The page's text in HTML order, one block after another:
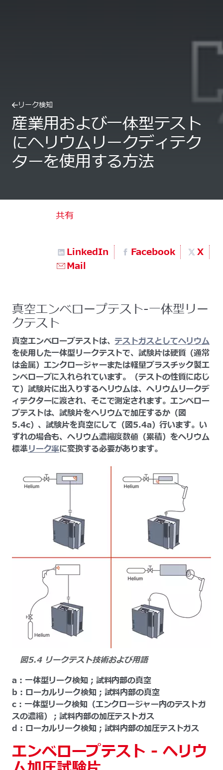
リーク検知
産業用および一体型テスト
にヘリウムリークディテク
ターを使用する方法
共有
LinkedIn Facebook
X
Mail
真空エンベロープテスト-一体型リー
クテスト
真空エンベロープテストは、テストガスとしてヘリウム
を使用した一体型リークテストで、試験片は硬質（通常
は金属）エンクロージャーまたは軽量プラスチック製エ
ンベロープに入れられています。（テストの性質に応じ
て）試験片に出入りするヘリウムは、ヘリウムリークデ
ィテクターに渡され、そこで測定されます。エンベロー
プテストは、試験片をヘリウムで加圧するか（図
5.4c）、試験片を真空にして（図5.4a）行います。い
ずれの場合も、ヘリウム濃縮度数値（累積）をヘリウム
標準リーク率に変換する必要があります。
図5.4 リークテスト技術および用語
a：一体型リーク検知；試料内部の真空
b：ローカルリーク検知；試料内部の真空
c：一体型リーク検知（エンクロージャー内のテストガ
スの濃縮）；試料内部の加圧テストガス
d：ローカルリーク検知；試料内部の加圧テストガス
エンベロープテスト - ヘリウ